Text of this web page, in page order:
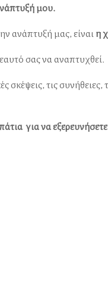
μου.
ανάπτυξή μας, είναιη
σας να αναπτυχθεί.
σκέψεις, τις
για να εξερευνήσετε